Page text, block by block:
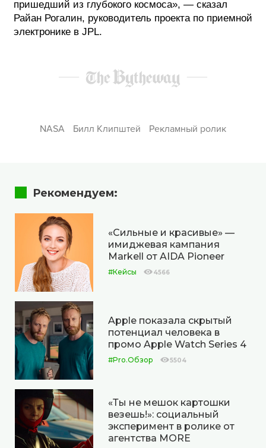
пришедший из глубокого космоса», — сказал
Райан Рогалин, руководитель проекта по приемной
электронике в JPL.
NASA Билл Клипштей Рекламный ролик
Рекомендуем:
«Сильные и красивые» —
имиджевая кампания
Markell от AIDA Pioneer
#Кейсы 4566
Apple показала скрытый
потенциал человека в
промо Apple Watch Series 4
#Pro.Обзор 5504
«Ты не мешок картошки
везешь!»: социальный
эксперимент в ролике от
агентства MORE